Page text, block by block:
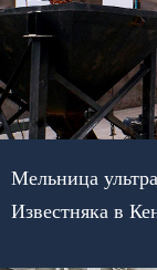
Мельница
Известняка в